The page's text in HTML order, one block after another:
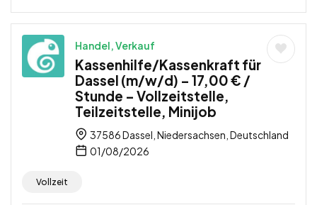
Handel, Verkauf
Kassenhilfe/Kassenkraft für
Dassel (m/w/d) – 17,00 € /
Stunde – Vollzeitstelle,
Teilzeitstelle, Minijob
37586 Dassel, Niedersachsen, Deutschland
01/08/2026
Vollzeit